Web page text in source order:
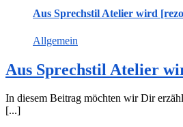
Aus Sprechstil Atelier wird
Allgemein
Aus Sprechstil Atelier
In diesem Beitrag möchten wir Dir
[...]